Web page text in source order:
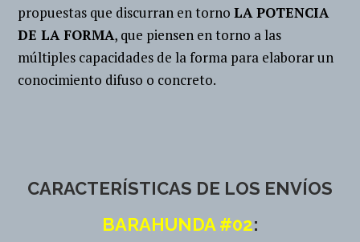
propuestas que discurran en tornoLA POTENCIA
DE LA FORMA, que piensen en torno a las
múltiples capacidades de la forma para elaborar un
conocimiento difuso o concreto.
CARACTERÍSTICAS DE LOS ENVÍOS
BARAHUNDA #02: